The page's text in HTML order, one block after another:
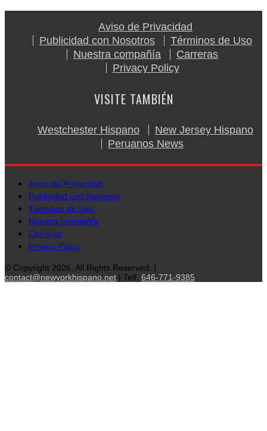
Aviso de Privacidad
Publicidad con Nosotros
Términos de Uso
Nuestra compañía
Carreras
Privacy Policy
VISITE TAMBIÉN
Westchester Hispano
New Jersey Hispano
Peruanos News
Aviso de Privacidad
Publicidad con Nosotros
Términos de Uso
Nuestra compañía
Carreras
Privacy Policy
© Copyright 2026, All Rights Reserved. |
contact@newyorkhispano.net | Telf. 646-771-9385